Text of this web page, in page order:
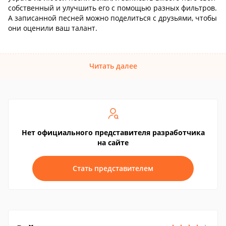
собственный и улучшить его с помощью разных фильтров.
А записанной песней можно поделиться с друзьями, чтобы
они оценили ваш талант.
Читать далее
Нет официального представителя разработчика
на сайте
Стать представителем